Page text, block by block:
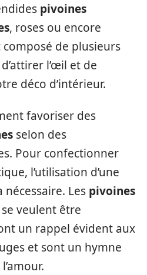
pivoines
, roses ou encore
de plusieurs
l’œil et de
déco d’intérieur.
favoriser des
selon des
Pour confectionner
l’utilisation d’une
Les pivoines
se veulent être
un rappel évident aux
et sont un hymne